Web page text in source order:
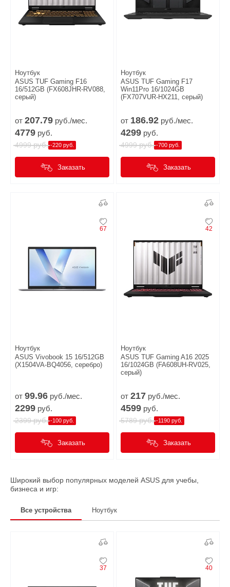
Ноутбук
ASUS TUF Gaming F16
16/512GB (FX608JHR-RV088,
серый)
от 207.79 руб./мес.
4779 руб.
4999руб. -220 руб.
Заказать
Ноутбук
ASUS TUF Gaming F17
Win11Pro 16/1024GB
(FX707VUR-HX211, серый)
от 186.92 руб./мес.
4299 руб.
4999руб. -700 руб.
Заказать
67
Ноутбук
ASUS Vivobook 15 16/512GB
(X1504VA-BQ4056, серебро)
от 99.96 руб./мес.
2299 руб.
2399руб. -100 руб.
Заказать
42
Ноутбук
ASUS TUF Gaming A16 2025
16/1024GB (FA608UH-RV025,
серый)
от 217 руб./мес.
4599 руб.
5789руб. -1190 руб.
Заказать
Широкий выбор популярных моделей ASUS для учебы,
бизнеса и игр:
Все устройства Ноутбук
37 40